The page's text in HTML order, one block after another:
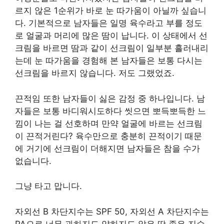
르지 않은 1순위가 바로 눈 따가움이 아닐까 싶습니
다. 기본적으로 남자들은 일명 육수라고 부를 정도
로 얼굴과 머리에 많은 땀이 납니다. 이 상태에서 선
크림을 바르면 땀과 같이 선크림이 일부분 흘러내리
는데 눈 따가움을 경험해 본 남자들은 보통 다시는
선크림을 바르지 않습니다. 저도 그랬었죠.
끈적임 또한 남자들이 싫은 감정 중 하나입니다. 남
자들은 보통 바디워시도하다 씻으면 뽀득뽀득한 느
낌이 나는 걸 선호하며 만약 얼굴에 바르는 선크림
이 끈적거린다? 육수만으로 충분히 끈적이기 때문
에 거기에 선크림이 더해지면 남자들은 참을 수가
없습니다.
그냥 타고 맙니다.
자외선 B 차단지수는 SPF 50, 자외선 A 차단지수는